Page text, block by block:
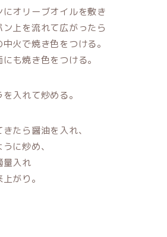
オリーブオイルを敷き
上を流れて広がったら
で焼き色をつける。
焼き色をつける。
れて炒める。
ら醤油を入れ、
に炒め、
入れ
がり。